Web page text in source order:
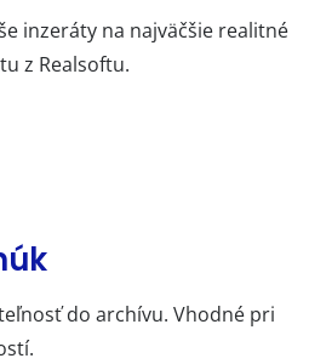
inzeráty na najväčšie realitné
z Realsoftu.
do archívu. Vhodné pri